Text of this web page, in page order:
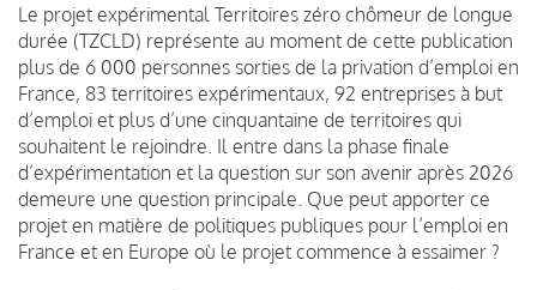
Le projet expérimental Territoires zéro chômeur de longue
durée (TZCLD) représente au moment de cette publication
plus de 6 000 personnes sorties de la privation d’emploi en
France, 83 territoires expérimentaux, 92 entreprises à but
d’emploi et plus d’une cinquantaine de territoires qui
souhaitent le rejoindre. Il entre dans la phase finale
d’expérimentation et la question sur son avenir après 2026
demeure une question principale. Que peut apporter ce
projet en matière de politiques publiques pour l’emploi en
France et en Europe où le projet commence à essaimer ?